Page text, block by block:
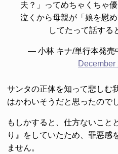
夫？」ってめちゃくちゃ
泣くから母親が「娘を慰
してたって話する
— 小林 キナ/単行本発売
December
サンタの正体を知って悲しむ
はかわいそうだと思ったので
もしかすると、仕方ないこと
り』をしていたため、罪悪感
ません。